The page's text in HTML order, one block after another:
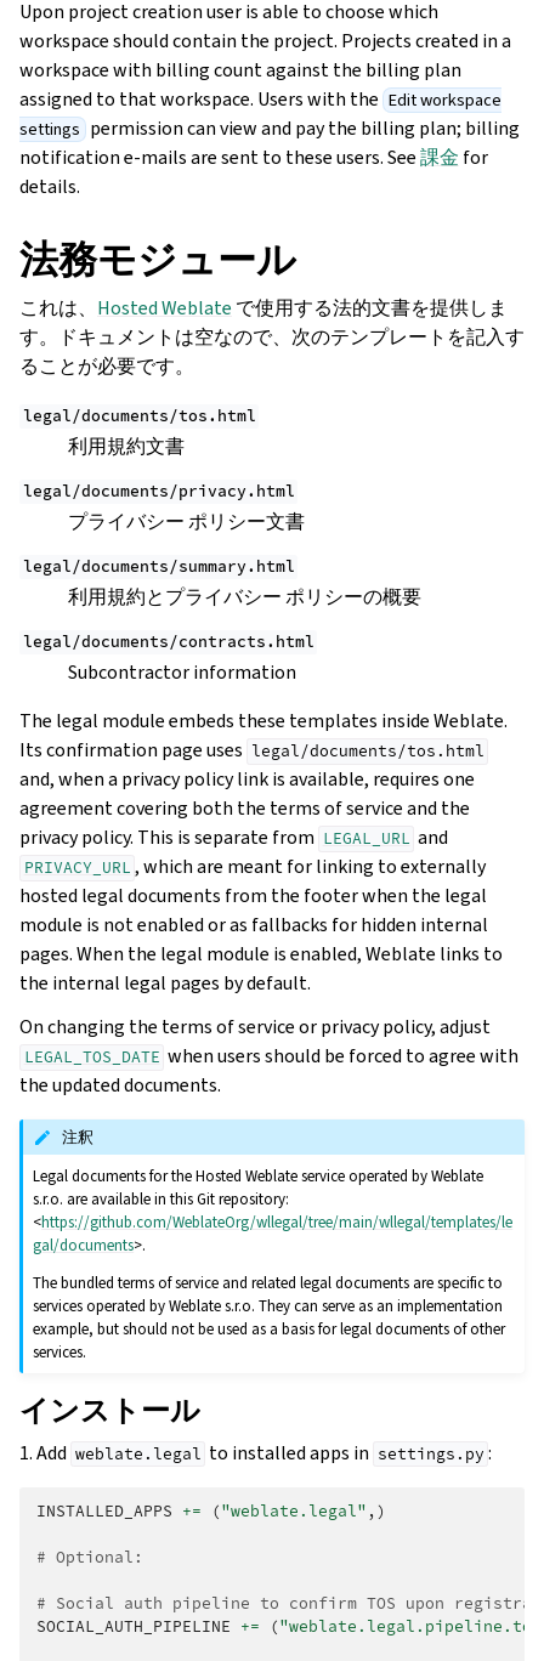
Upon project creation user is able to choose which
workspace should contain the project. Projects created in a
workspace with billing count against the billing plan
assigned to that workspace. Users with the Edit workspace
settings permission can view and pay the billing plan; billing
notification e-mails are sent to these users. See課金 for
details.
法務モジュール
これは、 Hosted Weblate で使用する法的文書を提供しま
す。ドキュメントは空なので、次のテンプレートを記入す
ることが必要です。
legal/documents/tos.html
利用規約文書
legal/documents/privacy.html
プライバシー ポリシー文書
legal/documents/summary.html
利用規約とプライバシー ポリシーの概要
legal/documents/contracts.html
Subcontractor information
The legal module embeds these templates inside Weblate.
Its confirmation page uses legal/documents/tos.html
and, when a privacy policy link is available, requires one
agreement covering both the terms of service and the
privacy policy. This is separate from LEGAL_URL and
PRIVACY_URL , which are meant for linking to externally
hosted legal documents from the footer when the legal
module is not enabled or as fallbacks for hidden internal
pages. When the legal module is enabled, Weblate links to
the internal legal pages by default.
On changing the terms of service or privacy policy, adjust
LEGAL_TOS_DATE when users should be forced to agree with
the updated documents.
注釈
Legal documents for the Hosted Weblate service operated by Weblate
s.r.o. are available in this Git repository:
<https://github.com/WeblateOrg/wllegal/tree/main/wllegal/templates/le
gal/documents>.
The bundled terms of service and related legal documents are specific to
services operated by Weblate s.r.o. They can serve as an implementation
example, but should not be used as a basis for legal documents of other
services.
インストール
1. Add weblate.legal to installed apps in settings.py :
INSTALLED_APPS += ("weblate.legal" ,)
# Optional:
# Social auth pipeline to confirm TOS upon
SOCIAL_AUTH_PIPELINE += (